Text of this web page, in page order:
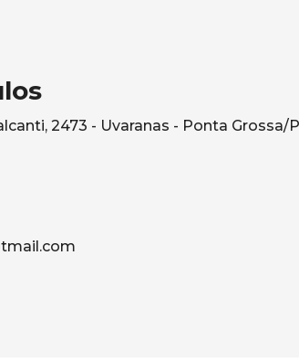
2473 - Uvaranas - Ponta Grossa/